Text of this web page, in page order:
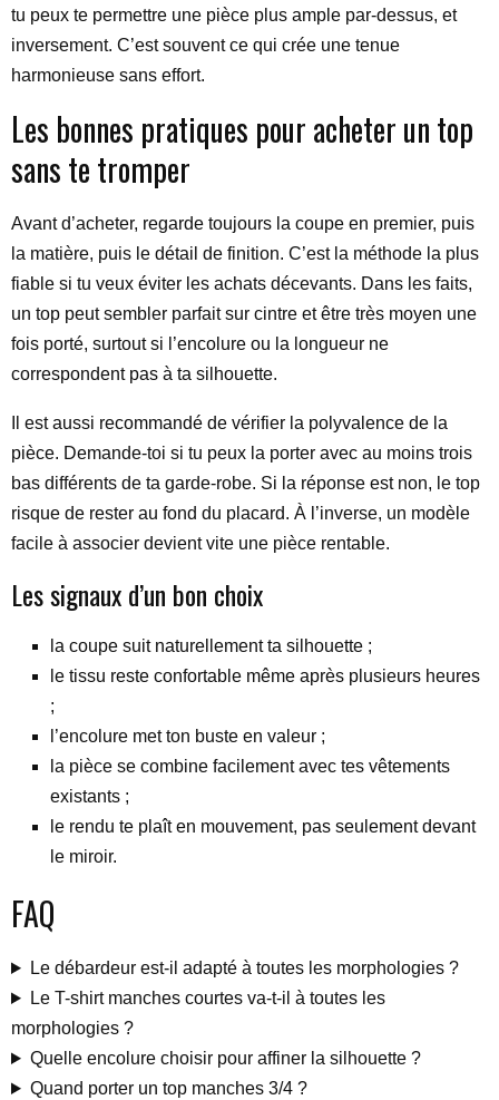
tu peux te permettre une pièce plus ample par-dessus, et
inversement. C’est souvent ce qui crée une tenue
harmonieuse sans effort.
Les bonnes pratiques pour acheter un top
sans te tromper
Avant d’acheter, regarde toujours la coupe en premier, puis
la matière, puis le détail de finition. C’est la méthode la plus
fiable si tu veux éviter les achats décevants. Dans les faits,
un top peut sembler parfait sur cintre et être très moyen une
fois porté, surtout si l’encolure ou la longueur ne
correspondent pas à ta silhouette.
Il est aussi recommandé de vérifier la polyvalence de la
pièce. Demande-toi si tu peux la porter avec au moins trois
bas différents de ta garde-robe. Si la réponse est non, le top
risque de rester au fond du placard. À l’inverse, un modèle
facile à associer devient vite une pièce rentable.
Les signaux d’un bon choix
la coupe suit naturellement ta silhouette ;
le tissu reste confortable même après plusieurs heures
;
l’encolure met ton buste en valeur ;
la pièce se combine facilement avec tes vêtements
existants ;
le rendu te plaît en mouvement, pas seulement devant
le miroir.
FAQ
Le débardeur est-il adapté à toutes les morphologies ?
Le T-shirt manches courtes va-t-il à toutes les
morphologies ?
Quelle encolure choisir pour affiner la silhouette ?
Quand porter un top manches 3/4 ?